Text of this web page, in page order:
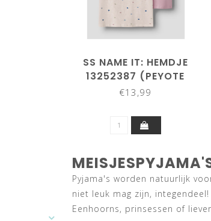
SS NAME IT: HEMDJE
13252387 (PEYOTE
MELANGE)
€13,99
Pyjama's worden natuurlijk
niet leuk mag zijn,
Eenhoorns, prinsessen of